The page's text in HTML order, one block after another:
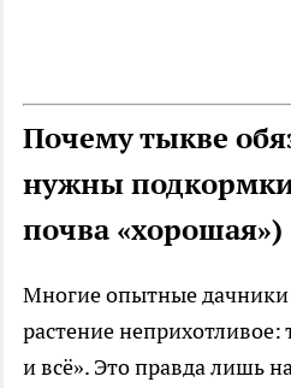
Почему тыкве
нужны
почва «хорошая»)
Многие опытные
растение
и всё». Это правда лишь